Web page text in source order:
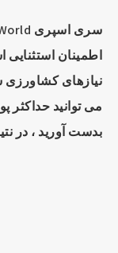
اطمینان
نیازهای کشاورزی
می توانید
بدست آورید ، در